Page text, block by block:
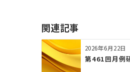
関連記事
2026年6月22日
第461回月例